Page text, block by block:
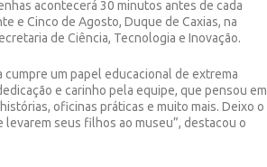
acontecerá 30 minutos antes de cada
e Cinco de Agosto, Duque de Caxias, na
de Ciência, Tecnologia e Inovação.
um papel educacional de extrema
e carinho pela equipe, que pensou em
oficinas práticas e muito mais. Deixo o
seus filhos ao museu”, destacou o